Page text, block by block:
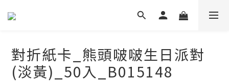
對折紙卡_熊頭啵啵生日派對
(淡黃)_50入_B015148